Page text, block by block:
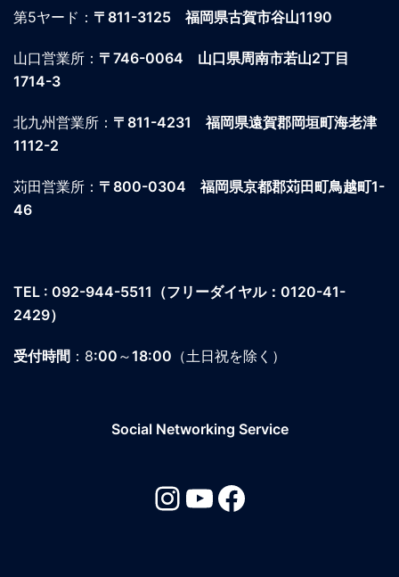
第5ヤード： 〒811-3125 福岡県古賀市谷山1190
山口営業所： 〒746-0064 山口県周南市若山2丁目
1714-3
北九州営業所： 〒811-4231 福岡県遠賀郡岡垣町海老津
1112-2
苅田営業所： 〒800-0304 福岡県京都郡苅田町鳥越町1-
46
TEL : 092-944-5511 （フリーダイヤル：0120-41-
2429）
受付時間 ：8:00 ～18:00 （土日祝を除く）
Social Networking Service
Instagram
YouTube
Facebook